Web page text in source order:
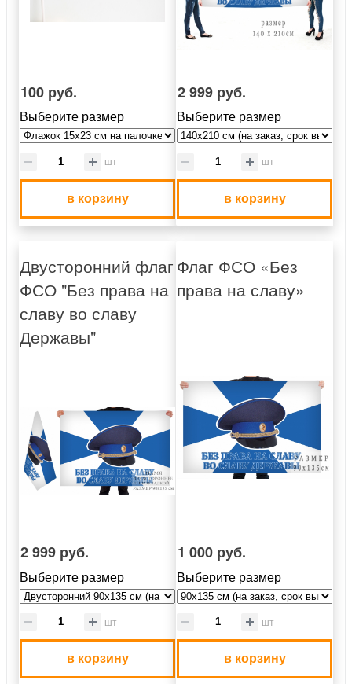
100 руб.
Выберите размер
шт
в корзину
2 999 руб.
Выберите размер
шт
в корзину
Двусторонний флаг
ФСО "Без права на
славу во славу
Державы"
2 999 руб.
Выберите размер
шт
в корзину
Флаг ФСО «Без
права на славу»
1 000 руб.
Выберите размер
шт
в корзину